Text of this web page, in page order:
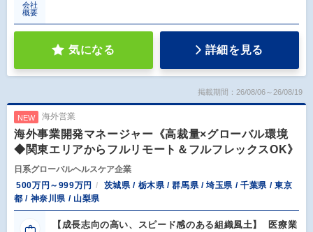
会社
概要
気になる 詳細を見る
掲載期間：26/08/06～26/08/19
NEW 海外営業
海外事業開発マネージャー《高裁量×グローバル環境
◆関東エリアからフルリモート＆フルフレックスOK》
日系グローバルヘルスケア企業
500万円～999万円
茨城県 / 栃木県 / 群馬県 / 埼玉県 / 千葉県 / 東京
都 / 神奈川県 / 山梨県
【成長志向の高い、スピード感のある組織風土】 医療業